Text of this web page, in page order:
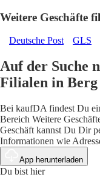
Weitere Geschäfte
Deutsche Post GLS
Auf der Suche
Filialen in Berg
Bei kaufDA findest Du
Bereich Weitere
Geschäft kannst Du Dir
Informationen wie
App herunterladen
Du bist hier